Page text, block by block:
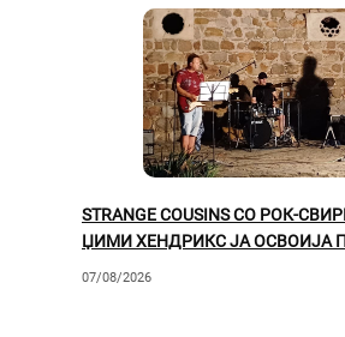
STRANGE COUSINS СО РОК-
ЏИМИ ХЕНДРИКС ЈА ОСВОИЈА
ПУБЛИКА
07/08/2026